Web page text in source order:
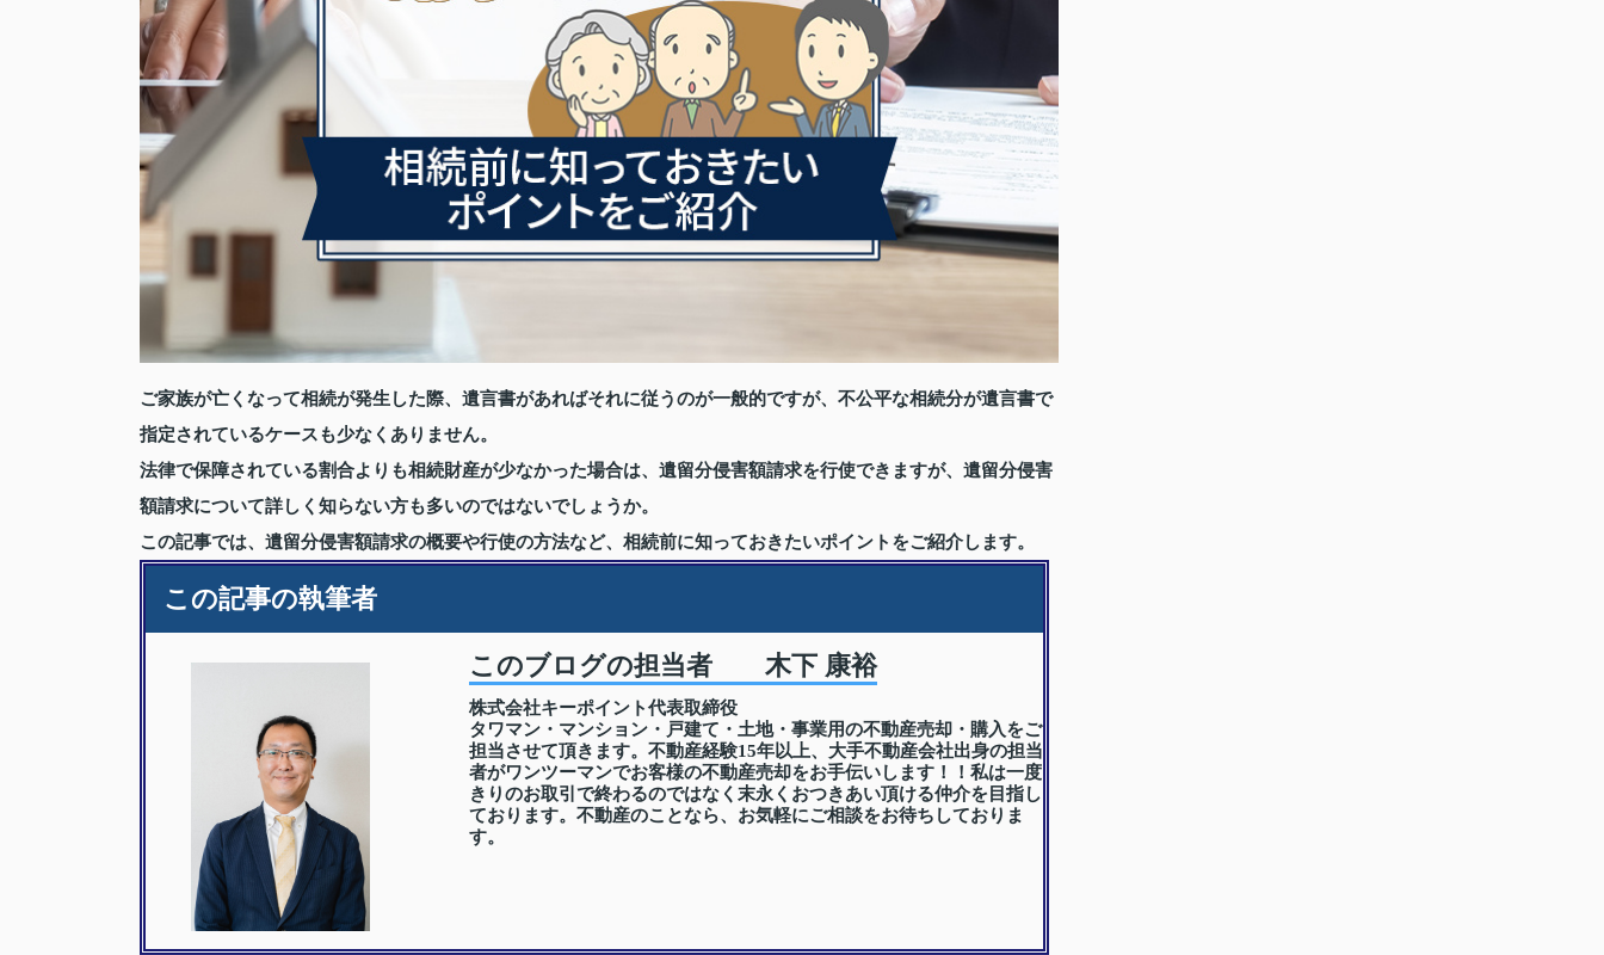
ご家族が亡くなって相続が発生した際、遺言書があればそれに従うのが一般的ですが、不公平な相続分が遺言書で
指定されているケースも少なくありません。
法律で保障されている割合よりも相続財産が少なかった場合は、遺留分侵害額請求を行使できますが、遺留分侵害
額請求について詳しく知らない方も多いのではないでしょうか。
この記事では、遺留分侵害額請求の概要や行使の方法など、相続前に知っておきたいポイントをご紹介します。
この記事の執筆者
このブログの担当者 木下 康裕
株式会社キーポイント代表取締役
タワマン・マンション・戸建て・土地・事業用の不動産売却・購入をご
担当させて頂きます。不動産経験15年以上、大手不動産会社出身の担当
者がワンツーマンでお客様の不動産売却をお手伝いします！！私は一度
きりのお取引で終わるのではなく末永くおつきあい頂ける仲介を目指し
ております。不動産のことなら、お気軽にご相談をお待ちしておりま
す。